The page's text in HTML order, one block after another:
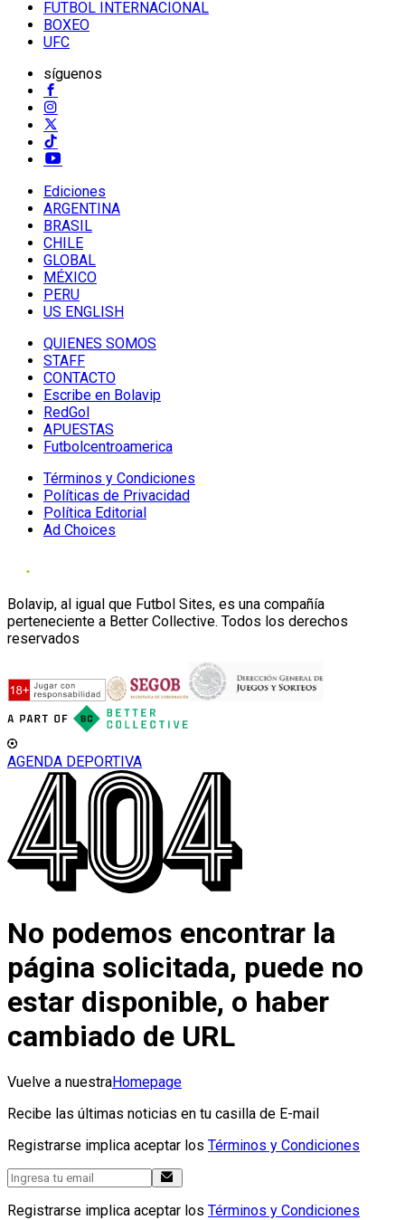
FUTBOL INTERNACIONAL
BOXEO
UFC
síguenos
Ediciones
ARGENTINA
BRASIL
CHILE
GLOBAL
MÉXICO
PERU
US ENGLISH
QUIENES SOMOS
STAFF
CONTACTO
Escribe en Bolavip
RedGol
APUESTAS
Futbolcentroamerica
Términos y Condiciones
Políticas de Privacidad
Política Editorial
Ad Choices
Bolavip, al igual que Futbol Sites, es una compañía
perteneciente a Better Collective. Todos los derechos
reservados
AGENDA DEPORTIVA
No podemos encontrar la
página solicitada, puede no
estar disponible, o haber
cambiado de URL
Vuelve a nuestraHomepage
Recibe las últimas noticias en tu casilla de E-mail
Registrarse implica aceptar los Términos y Condiciones
Registrarse implica aceptar los Términos y Condiciones